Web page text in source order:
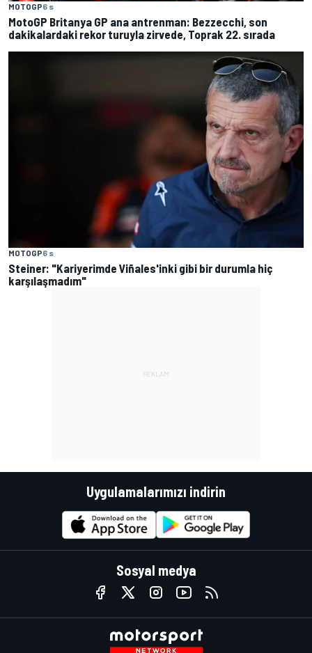
MOTOGP6 s
MotoGP Britanya GP ana antrenman: Bezzecchi, son
dakikalardaki rekor turuyla zirvede, Toprak 22. sırada
MOTOGP6 s
Steiner: "Kariyerimde Viñales'inki gibi bir durumla hiç
karşılaşmadım"
Uygulamalarımızı indirin
Sosyal medya